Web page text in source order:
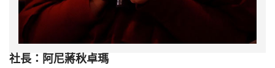
社長：阿尼蔣秋卓瑪